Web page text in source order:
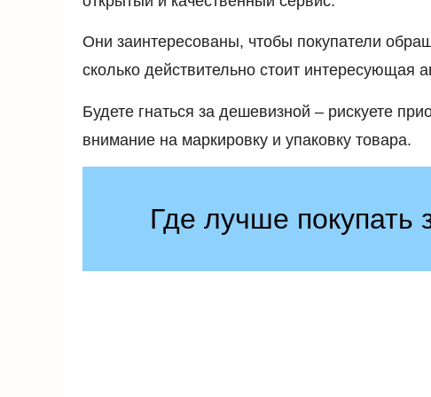
Они заинтересованы, чтобы покупатели
сколько действительно стоит интересующая
Будете гнаться за дешевизной – рискуете
внимание на маркировку и упаковку товара.
Где лучше покупать